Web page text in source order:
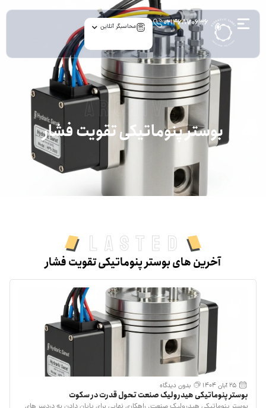
۰۲۱۴۶۸۷۰۶۳۶ محاسبگر آنلاین
archive
بوستر پنوماتیکی تقویت فشار
Lasted
آخرین های بوستر پنوماتیکی تقویت فشار
25 آبان 1404 بدون دیدگاه
بوستر پنوماتیکی هیدرولیک صنعت تحول قدرت در سکوت